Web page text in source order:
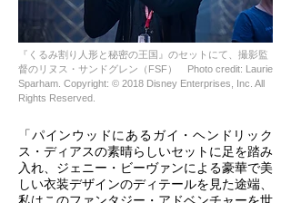
『くるみ割り人形と秘密の王国』のセットにて、撮影監
督のリヌス・サンドグレン（FSF） Photo credit: Laurie
Sparham. Copyright: © 2018 Disney Enterprises, Inc. All
Rights Reserved.
「パインウッドにあるガイ・ヘンドリック
ス・ディアスの素晴らしいセットに足を踏み
入れ、ジェニー・ビーヴァンによる豪華で美
しい衣装デザインのディテールを見た途端、